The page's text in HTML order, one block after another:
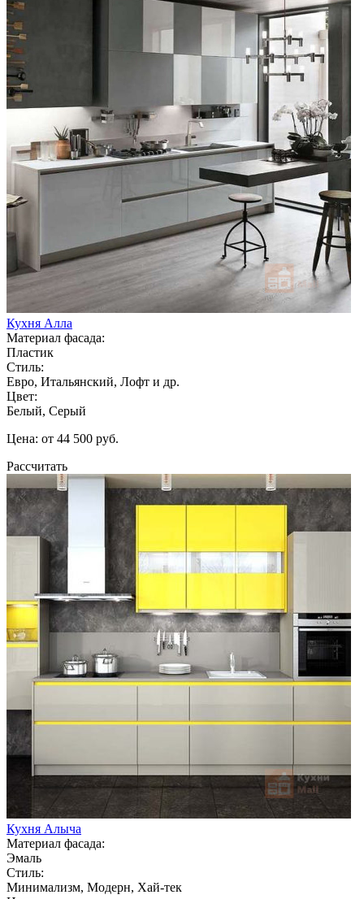
Кухня Алла
Материал фасада:
Пластик
Стиль:
Евро, Итальянский, Лофт и др.
Цвет:
Белый, Серый
Цена: от 44 500 руб.
Рассчитать
Кухня Алыча
Материал фасада:
Эмаль
Стиль:
Минимализм, Модерн, Хай-тек